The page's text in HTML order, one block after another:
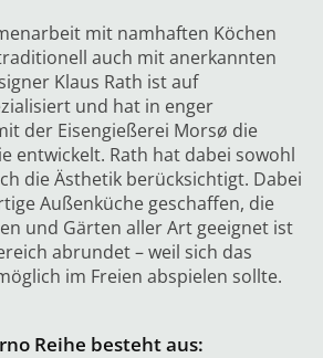
mit namhaften Köchen
auch mit anerkannten
Klaus Rath ist auf
und hat in enger
der Eisengießerei Morsø die
entwickelt. Rath hat dabei sowohl
die Ästhetik berücksichtigt. Dabei
Außenküche geschaffen, die
und Gärten aller Art geeignet ist
abrundet – weil sich das
im Freien abspielen sollte.
Reihe besteht aus: